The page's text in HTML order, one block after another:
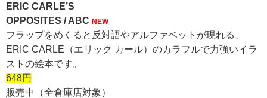
ERIC CARLE’S
OPPOSITES / ABC NEW
フラップをめくると反対語やアルファベットが現れる、
ERIC CARLE（エリック カール）のカラフルで力強いイラ
ストの絵本です。
648円
販売中（全倉庫店対象）